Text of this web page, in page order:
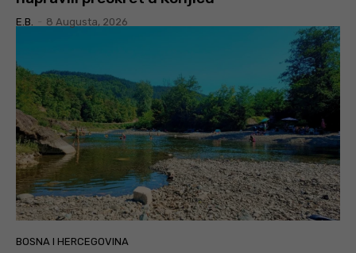
E.B. 8 Augusta, 2026
BOSNA I HERCEGOVINA